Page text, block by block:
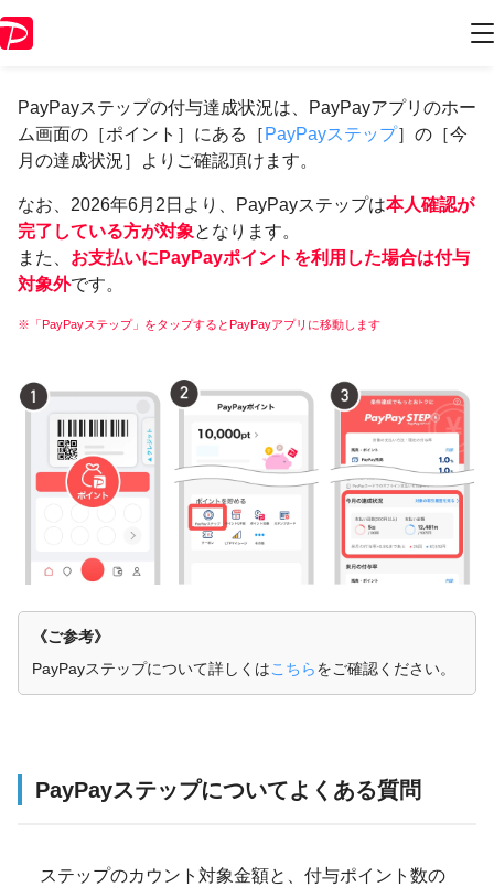
PayPayステップの付与達成状況は、PayPayアプリのホー
ム画面の［ポイント］にある［ PayPayステップ］の［今
月の達成状況］よりご確認頂けます。
なお、2026年6月2日より、PayPayステップは本人確認が
完了している方が対象となります。
また、 お支払いにPayPayポイントを利用した場合は付与
対象外です。
※「PayPayステップ」をタップするとPayPayアプリに移動します
《ご参考》
PayPayステップについて詳しくはこちらをご確認ください。
PayPayステップについてよくある質問
ステップのカウント対象金額と、付与ポイント数の